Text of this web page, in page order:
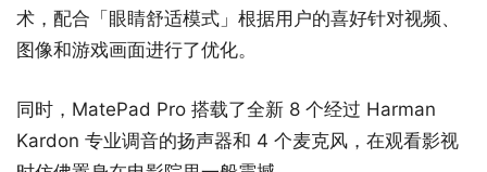
术，配合「眼睛舒适模式」根据用户的喜好针对视频、
图像和游戏画面进行了优化。
同时，MatePad Pro 搭载了全新 8 个经过 Harman
Kardon 专业调音的扬声器和 4 个麦克风，在观看影视